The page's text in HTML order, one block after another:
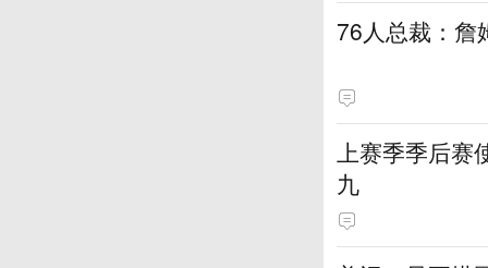
76人总裁：詹
上赛季季后赛
九